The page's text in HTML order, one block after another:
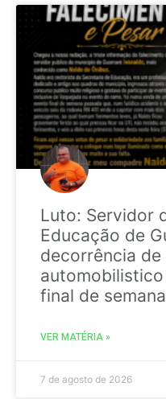
Luto: Servidor
Educação de
decorrência
final de semana
VER MATÉRIA »
7 de agosto de 2026